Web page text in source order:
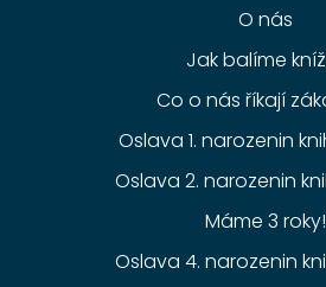
O nás
Jak balíme
Co o nás říkají
Oslava 1. narozenin
Oslava 2. narozenin
Máme 3 roky!
Oslava 4. narozenin